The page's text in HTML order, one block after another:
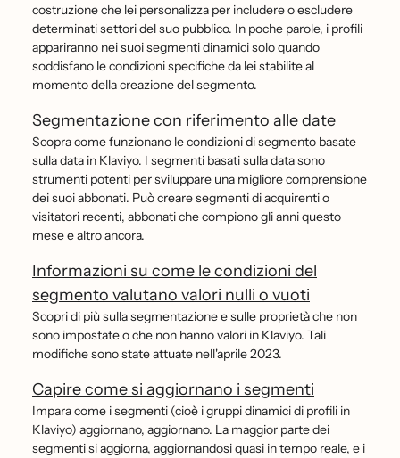
costruzione che lei personalizza per includere o escludere
determinati settori del suo pubblico. In poche parole, i profili
appariranno nei suoi segmenti dinamici solo quando
soddisfano le condizioni specifiche da lei stabilite al
momento della creazione del segmento.
Segmentazione con riferimento alle date
Scopra come funzionano le condizioni di segmento basate
sulla data in Klaviyo. I segmenti basati sulla data sono
strumenti potenti per sviluppare una migliore comprensione
dei suoi abbonati. Può creare segmenti di acquirenti o
visitatori recenti, abbonati che compiono gli anni questo
mese e altro ancora.
Informazioni su come le condizioni del
segmento valutano valori nulli o vuoti
Scopri di più sulla segmentazione e sulle proprietà che non
sono impostate o che non hanno valori in Klaviyo. Tali
modifiche sono state attuate nell'aprile 2023.
Capire come si aggiornano i segmenti
Impara come i segmenti (cioè i gruppi dinamici di profili in
Klaviyo) aggiornano, aggiornano. La maggior parte dei
segmenti si aggiorna, aggiornandosi quasi in tempo reale, e i